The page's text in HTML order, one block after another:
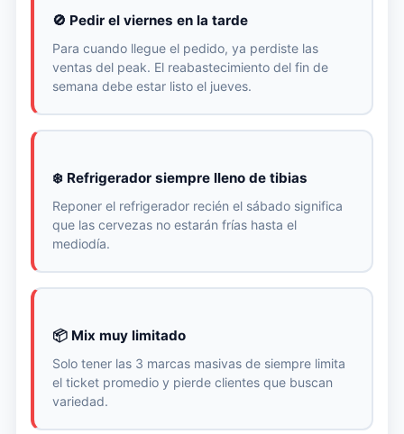
🚫 Pedir el viernes en la tarde
Para cuando llegue el pedido, ya perdiste las
ventas del peak. El reabastecimiento del fin de
semana debe estar listo el jueves.
❄️ Refrigerador siempre lleno de tibias
Reponer el refrigerador recién el sábado significa
que las cervezas no estarán frías hasta el
mediodía.
📦 Mix muy limitado
Solo tener las 3 marcas masivas de siempre limita
el ticket promedio y pierde clientes que buscan
variedad.